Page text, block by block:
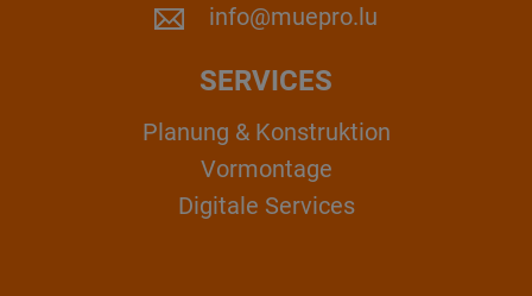
info@muepro.lu
SERVICES
Planung & Konstruktion
Vormontage
Digitale Services